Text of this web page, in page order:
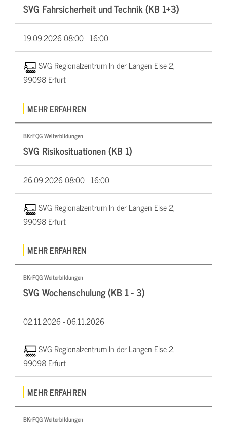
SVG Fahrsicherheit und Technik (KB 1+3)
19.09.202608:00 - 16:00
SVG Regionalzentrum In der Langen Else 2,
99098 Erfurt
MEHR ERFAHREN
BKrFQG Weiterbildungen
SVG Risikosituationen (KB 1)
26.09.202608:00 - 16:00
SVG Regionalzentrum In der Langen Else 2,
99098 Erfurt
MEHR ERFAHREN
BKrFQG Weiterbildungen
SVG Wochenschulung (KB 1 - 3)
02.11.2026 -06.11.2026
SVG Regionalzentrum In der Langen Else 2,
99098 Erfurt
MEHR ERFAHREN
BKrFQG Weiterbildungen